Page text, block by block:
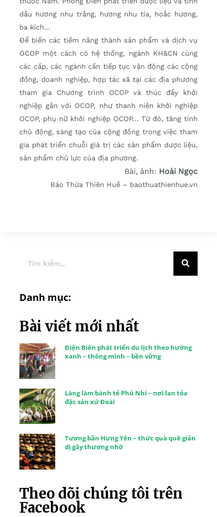
dầu hương nhu trắng, hương nhu tía, hoắc hương,
ba kích…
Để biến các tiềm năng thành sản phẩm và dịch vụ
OCOP một cách có hệ thống, ngành KH&CN cùng
các cấp, các ngành cần tiếp tục vận động các cộng
đồng, doanh nghiệp, hợp tác xã tại các địa phương
tham gia Chương trình OCOP và thúc đẩy khởi
nghiệp gắn với OCOP, như thanh niên khởi nghiệp
OCOP, phụ nữ khởi nghiệp OCOP… Từ đó, tăng tính
chủ động, sáng tạo của cộng đồng trong việc tham
gia phát triển chuỗi giá trị các sản phẩm dược liệu,
sản phẩm chủ lực của địa phương.
Bài, ảnh: Hoài Ngọc
Báo Thừa Thiên Huế – baothuathienhue.vn
Danh mục:
Bài viết mới nhất
Điện Biên phát triển du lịch theo hướng
xanh – thông minh – bền vững
Làng làm bánh tẻ Phú Nhi – nơi lan tỏa
đặc sản xứ Đoài
Tương bần Hưng Yên – thức quà quê giản
dị gây thương nhớ
Theo dõi chúng tôi trên
Facebook